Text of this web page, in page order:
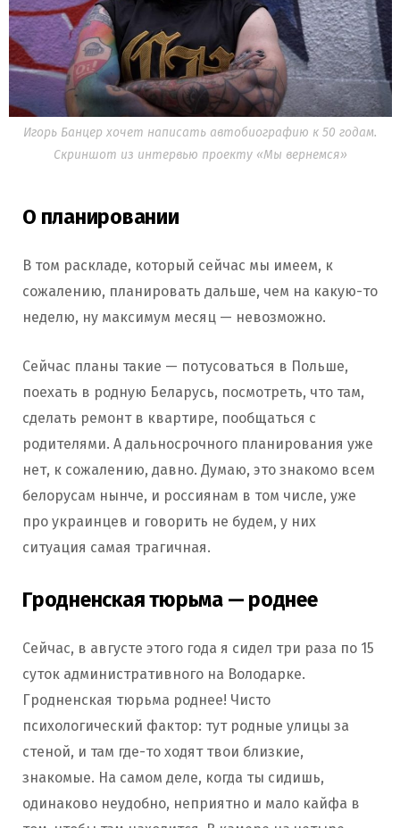
Игорь Банцер хочет написать автобиографию к 50 годам.
Скриншот из интервью проекту «Мы вернемся»
О планировании
В том раскладе, который сейчас мы имеем, к
сожалению, планировать дальше, чем на какую-то
неделю, ну максимум месяц — невозможно.
Сейчас планы такие — потусоваться в Польше,
поехать в родную Беларусь, посмотреть, что там,
сделать ремонт в квартире, пообщаться с
родителями. А дальносрочного планирования уже
нет, к сожалению, давно. Думаю, это знакомо всем
белорусам нынче, и россиянам в том числе, уже
про украинцев и говорить не будем, у них
ситуация самая трагичная.
Гродненская тюрьма — роднее
Сейчас, в августе этого года я сидел три раза по 15
суток административного на Володарке.
Гродненская тюрьма роднее! Чисто
психологический фактор: тут родные улицы за
стеной, и там где-то ходят твои близкие,
знакомые. На самом деле, когда ты сидишь,
одинаково неудобно, неприятно и мало кайфа в